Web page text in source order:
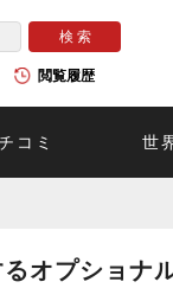
閲覧履歴
コミ 世
オプショナ